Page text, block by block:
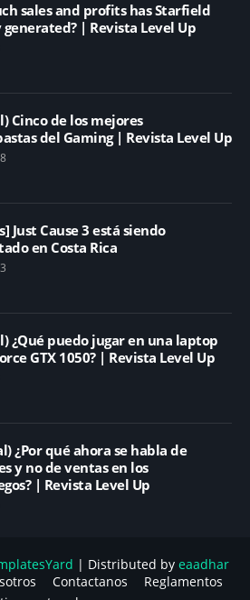
sales and profits has Starfield
| Revista Level Up
Cinco de los mejores
del Gaming | Revista Level Up
Just Cause 3 está siendo
en Costa Rica
¿Qué puedo jugar en una laptop
GTX 1050? | Revista Level Up
¿Por qué ahora se habla de
y no de ventas en los
| Revista Level Up
| Distributed by eaadhar
Contactanos
Reglamentos